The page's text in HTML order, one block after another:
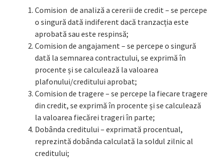
Comision de analiză a cererii de credit – se percepe
o singură dată indiferent dacă tranzacția este
aprobată sau este respinsă;
Comision de angajament – se percepe o singură
dată la semnarea contractului, se exprimă în
procente și se calculează la valoarea
plafonului/creditului aprobat;
Comision de tragere – se percepe la fiecare tragere
din credit, se exprimă în procente și se calculează
la valoarea fiecărei trageri în parte;
Dobânda creditului – exprimată procentual,
reprezintă dobânda calculată la soldul zilnic al
creditului;